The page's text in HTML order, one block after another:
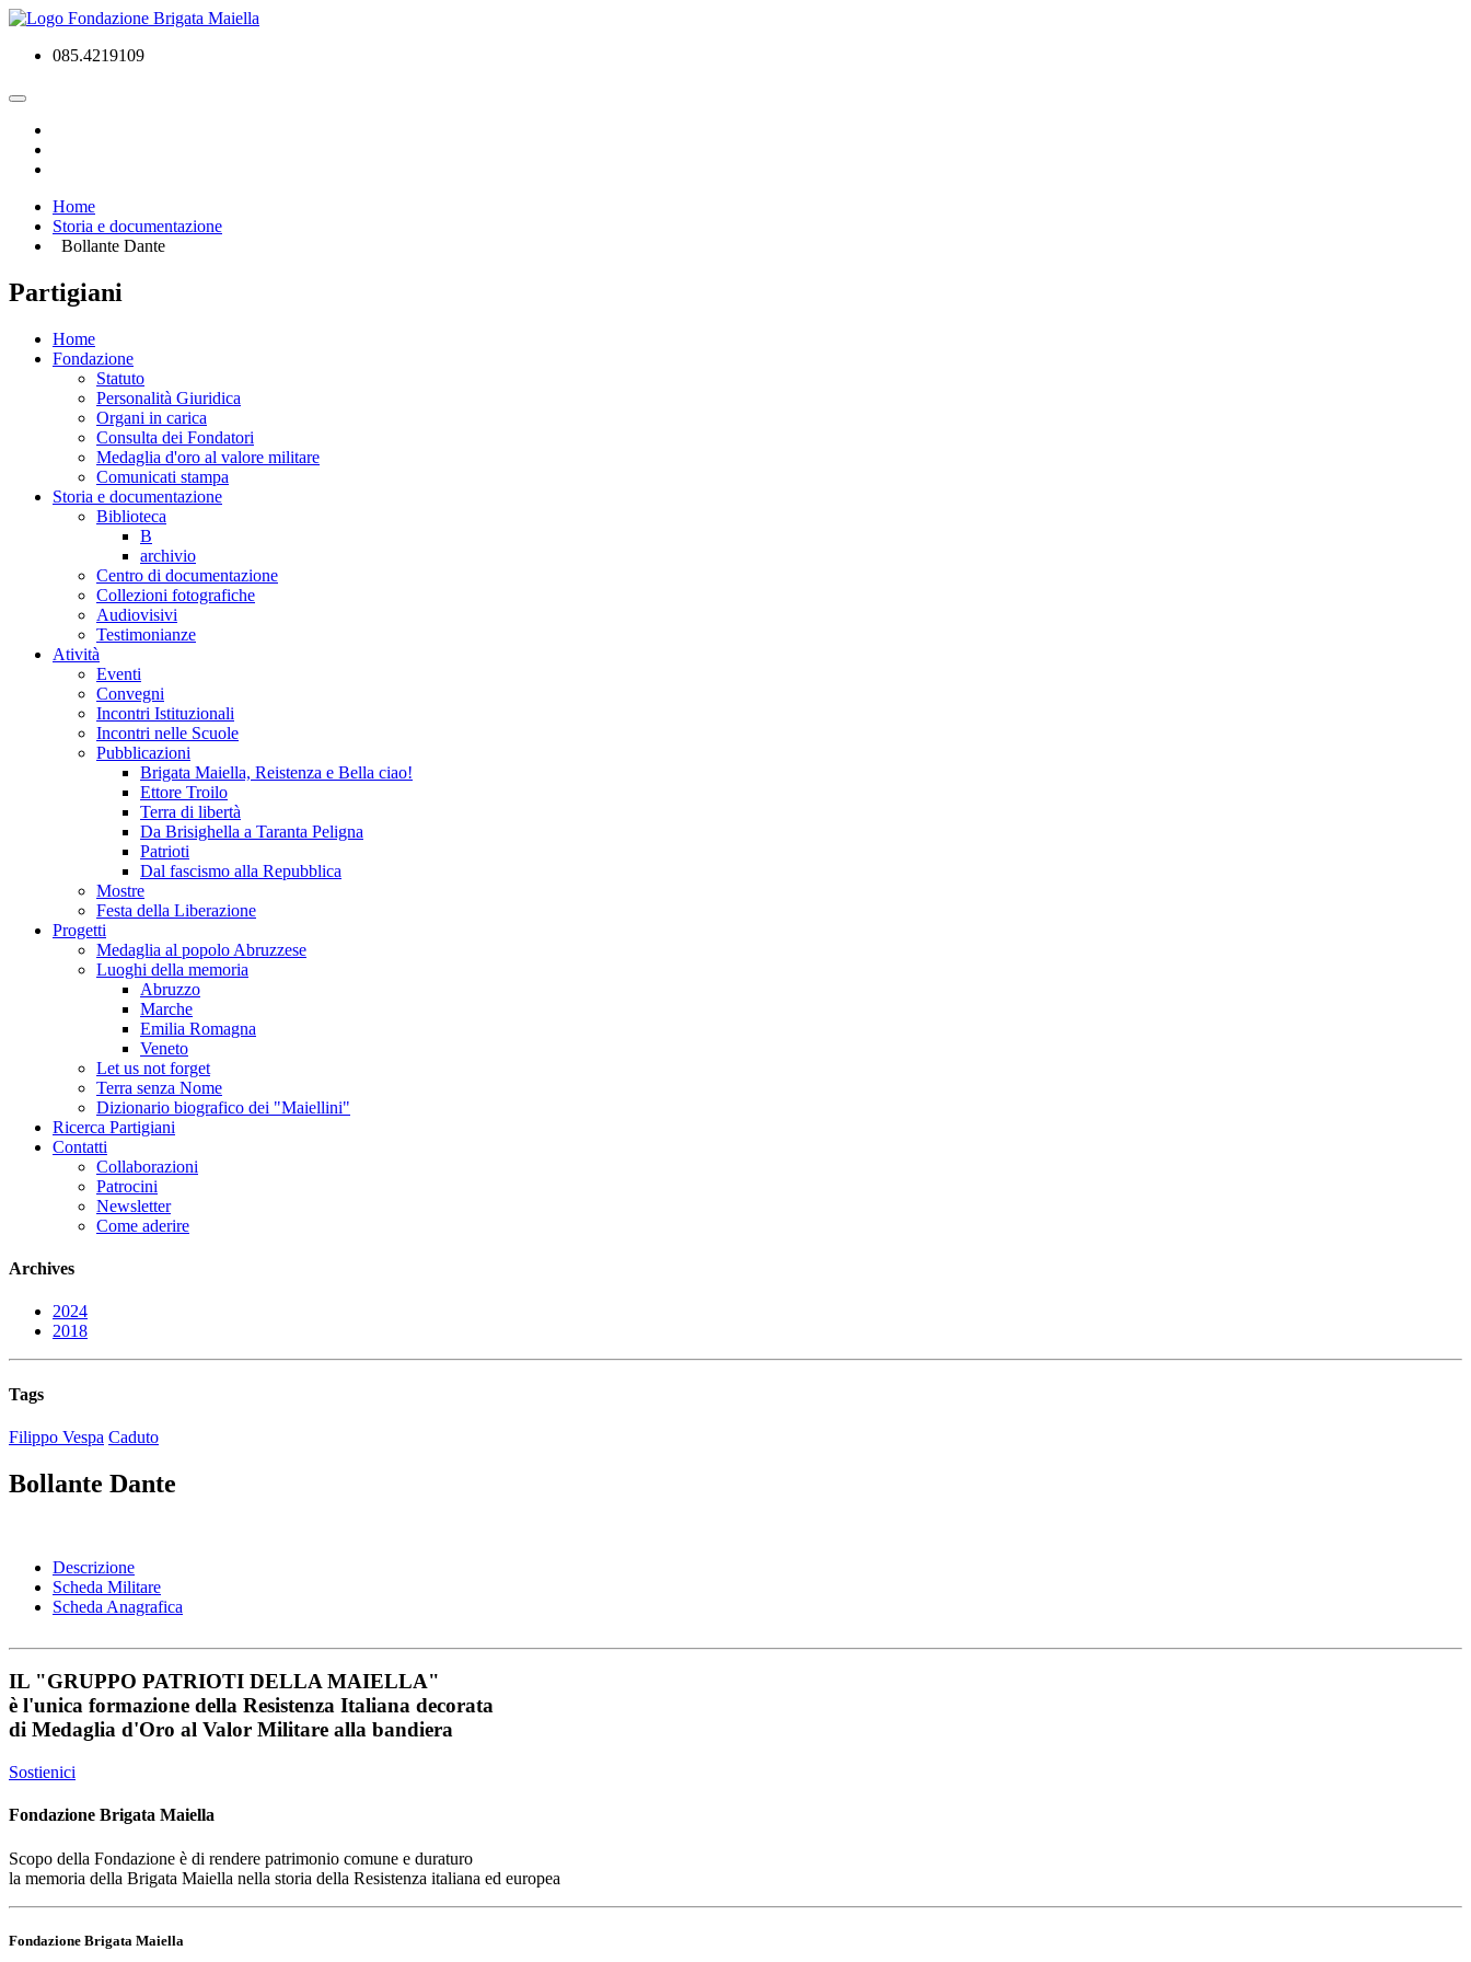
085.4219109
Home
Storia e documentazione
Bollante Dante
Partigiani
Home
Fondazione
Statuto
Personalità Giuridica
Organi in carica
Consulta dei Fondatori
Medaglia d'oro al valore militare
Comunicati stampa
Storia e documentazione
Biblioteca
B
archivio
Centro di documentazione
Collezioni fotografiche
Audiovisivi
Testimonianze
Atività
Eventi
Convegni
Incontri Istituzionali
Incontri nelle Scuole
Pubblicazioni
Brigata Maiella, Reistenza e Bella ciao!
Ettore Troilo
Terra di libertà
Da Brisighella a Taranta Peligna
Patrioti
Dal fascismo alla Repubblica
Mostre
Festa della Liberazione
Progetti
Medaglia al popolo Abruzzese
Luoghi della memoria
Abruzzo
Marche
Emilia Romagna
Veneto
Let us not forget
Terra senza Nome
Dizionario biografico dei "Maiellini"
Ricerca Partigiani
Contatti
Collaborazioni
Patrocini
Newsletter
Come aderire
Archives
2024
2018
Tags
Filippo Vespa Caduto
Bollante Dante
Descrizione
Scheda Militare
Scheda Anagrafica
IL "GRUPPO PATRIOTI DELLA MAIELLA"
è l'unica formazione della Resistenza Italiana decorata
di Medaglia d'Oro al Valor Militare alla bandiera
Sostienici
Fondazione Brigata Maiella
Scopo della Fondazione è di rendere patrimonio comune e duraturo
la memoria della Brigata Maiella nella storia della Resistenza italiana ed europea
Fondazione Brigata Maiella